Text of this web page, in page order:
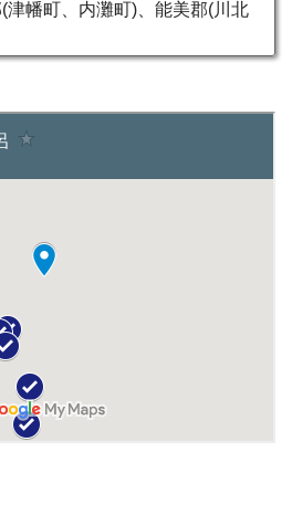
津幡町、内灘町)、能美郡(川北